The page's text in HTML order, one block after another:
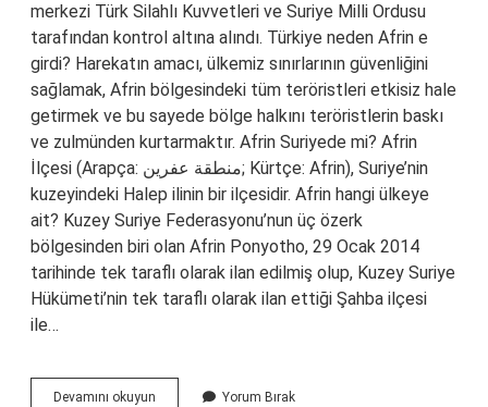
merkezi Türk Silahlı Kuvvetleri ve Suriye Milli Ordusu
tarafından kontrol altına alındı. Türkiye neden Afrin e
girdi? Harekatın amacı, ülkemiz sınırlarının güvenliğini
sağlamak, Afrin bölgesindeki tüm teröristleri etkisiz hale
getirmek ve bu sayede bölge halkını teröristlerin baskı
ve zulmünden kurtarmaktır. Afrin Suriyede mi? Afrin
İlçesi (Arapça: منطقة عفرين; Kürtçe: Afrin), Suriye’nin
kuzeyindeki Halep ilinin bir ilçesidir. Afrin hangi ülkeye
ait? Kuzey Suriye Federasyonu’nun üç özerk
bölgesinden biri olan Afrin Ponyotho, 29 Ocak 2014
tarihinde tek taraflı olarak ilan edilmiş olup, Kuzey Suriye
Hükümeti’nin tek taraflı olarak ilan ettiği Şahba ilçesi
ile…
Devamını okuyun Yorum Bırak